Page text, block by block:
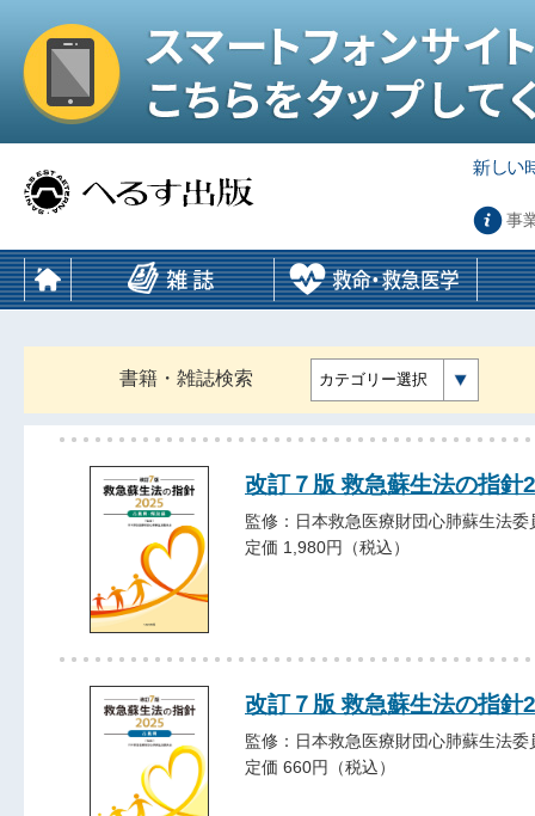
事
書籍・雑誌検索 カテゴリー選択
改訂７版 救急蘇生法の指針
監修：日本救急医療財団心肺蘇生法委
定価 1,980円（税込）
改訂７版 救急蘇生法の指針
監修：日本救急医療財団心肺蘇生法委
定価 660円（税込）